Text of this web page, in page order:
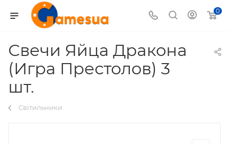
0
Свечи Яйца Дракона
(Игра Престолов) 3
шт.
Світильники